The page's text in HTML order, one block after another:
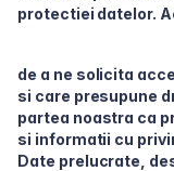
protectiei datelor.
de a ne solicita
si care presupune
partea noastra ca
si informatii cu
Date prelucrate,